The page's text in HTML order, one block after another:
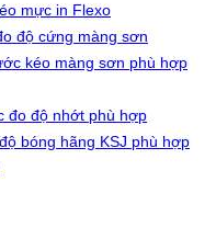
mực in Flexo
độ cứng màng sơn
kéo màng sơn phù hợp
đo độ nhớt phù hợp
bóng hãng KSJ phù hợp